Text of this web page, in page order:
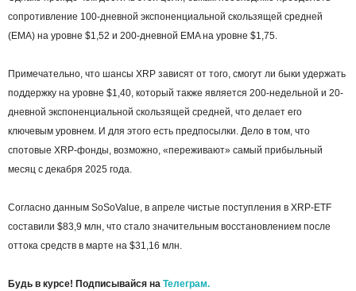
сопротивление 100-дневной экспоненциальной скользящей средней
(EMA) на уровне $1,52 и 200-дневной EMA на уровне $1,75.
Примечательно, что шансы XRP зависят от того, смогут ли быки удержать
поддержку на уровне $1,40, который также является 200-недельной и 20-
дневной экспоненциальной скользящей средней, что делает его
ключевым уровнем. И для этого есть предпосылки. Дело в том, что
спотовые XRP-фонды, возможно, «переживают» самый прибыльный
месяц с декабря 2025 года.
Согласно данным SoSoValue, в апреле чистые поступления в XRP-ETF
составили $83,9 млн, что стало значительным восстановлением после
оттока средств в марте на $31,16 млн.
Будь в курсе! Подписывайся на Телеграм.